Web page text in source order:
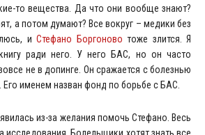
то вещества. Да что они вообще знают?
а потом думают? Все вокруг – медики без
иСтефано Боргоново тоже злится. Я
ради него. У него БАС, но он часто
не в допинге. Он сражается с болезнью
именем назван фонд по борьбе с БАС.
из-за желания помочь Стефано. Весь
исследования. Болельщики хотят знать все